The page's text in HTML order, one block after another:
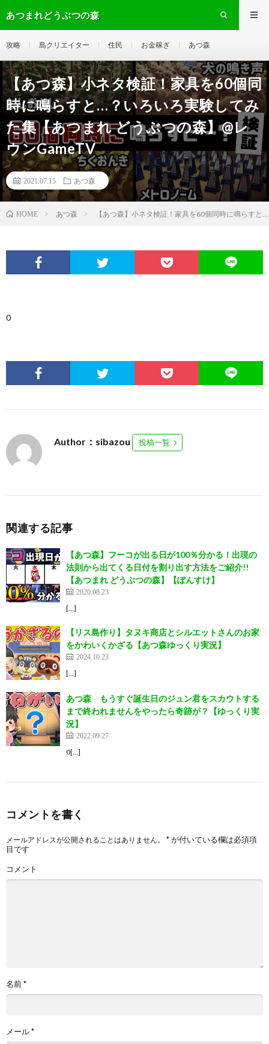
あつまれどうぶつの森
攻略 島クリエイター 住民 お金稼ぎ あつ森
【あつ森】小ネタ検証！家具を60個同
時に鳴らすと…？いろいろ実験してみ
た集【あつまれ どうぶつの森】@レ
ウンGameTV
2021.07.15 あつ森
HOME あつ森 【あつ森】小ネタ検証！家具を60個同時に鳴らす
0
Author：sibazou 投稿一覧
関連する記事
【あつ森】フーコが出る日が100％分かる！出現の
法則から出てくる日付を割り出す方法をご紹介!!
【あつまれ どうぶつの森】【ぽんすけ】
2020.08.23
[…]
【リス島作り】タヌキ商店とシルエットさんのお家
をかわいくかざる【あつ森ゆっくり実況】
2024.10.23
[…]
あつ森 もうすぐ誕生日のジュン君をスカウトする
まで終われませんをやったら奇跡が？【ゆっくり実
況】
2022.09.27
0[…]
コメントを書く
メールアドレスが公開されることはありません。 *が付いている欄は必須項
目です
コメント
名前*
メール*